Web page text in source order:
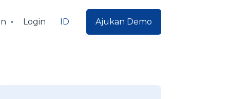
Login ID Ajukan Demo